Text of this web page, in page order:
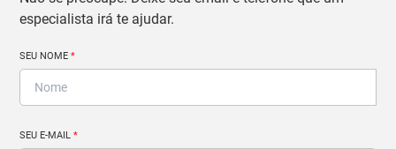
especialista irá te ajudar.
SEU NOME*
SEU E-MAIL*